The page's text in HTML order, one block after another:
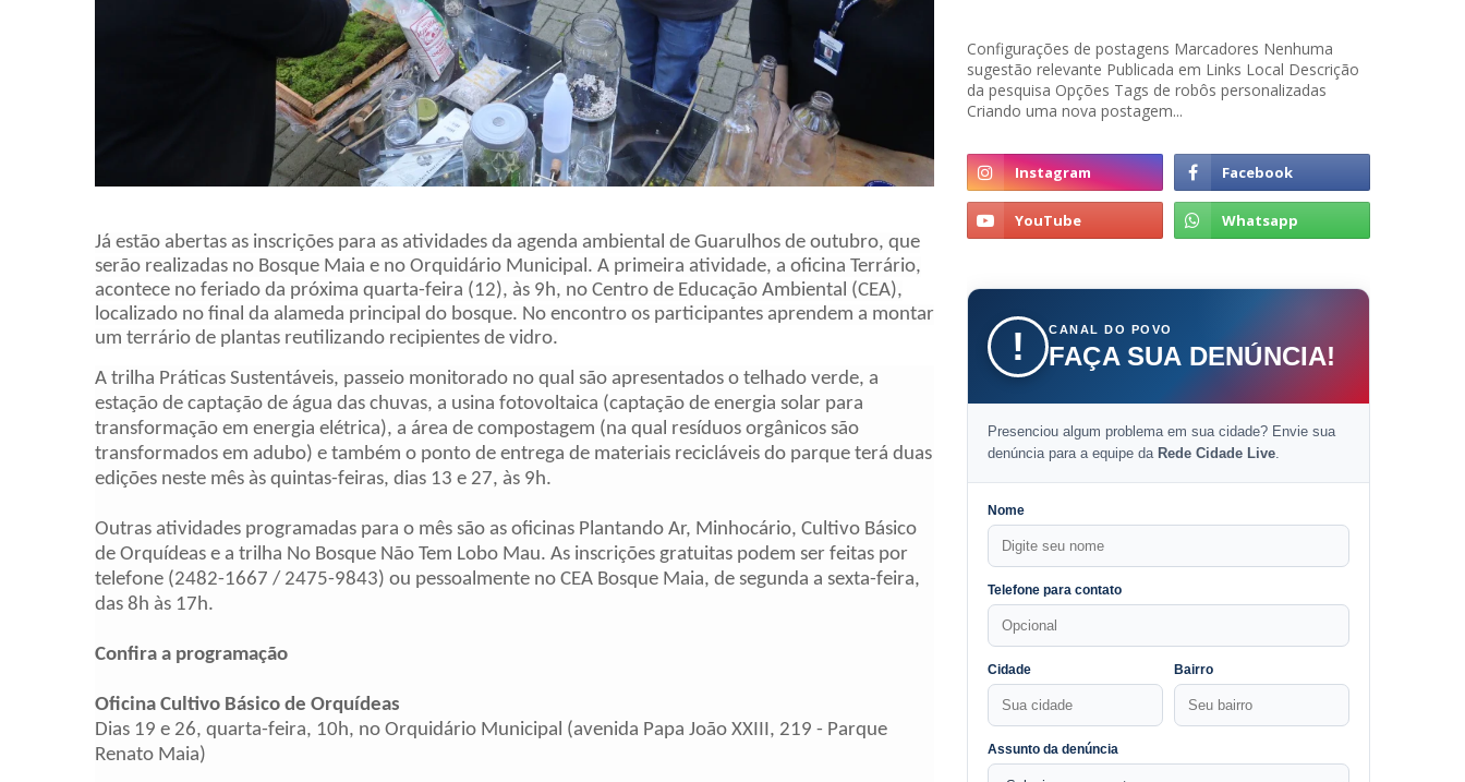
Já estão abertas as inscrições para as atividades da agenda ambiental de Guarulhos de outubro, que
serão realizadas no Bosque Maia e no Orquidário Municipal. A primeira atividade, a oficina Terrário,
acontece no feriado da próxima quarta-feira (12), às 9h, no Centro de Educação Ambiental (CEA),
localizado no final da alameda principal do bosque. No encontro os participantes aprendem a montar
um terrário de plantas reutilizando recipientes de vidro.
A trilha Práticas Sustentáveis, passeio monitorado no qual são apresentados o telhado verde, a
estação de captação de água das chuvas, a usina fotovoltaica (captação de energia solar para
transformação em energia elétrica), a área de compostagem (na qual resíduos orgânicos são
transformados em adubo) e também o ponto de entrega de materiais recicláveis do parque terá duas
edições neste mês às quintas-feiras, dias 13 e 27, às 9h.
Outras atividades programadas para o mês são as oficinas Plantando Ar, Minhocário, Cultivo Básico
de Orquídeas e a trilha No Bosque Não Tem Lobo Mau. As inscrições gratuitas podem ser feitas por
telefone (2482-1667 / 2475-9843) ou pessoalmente no CEA Bosque Maia, de segunda a sexta-feira,
das 8h às 17h.
Confira a programação
Oficina Cultivo Básico de Orquídeas
Dias 19 e 26, quarta-feira, 10h, no Orquidário Municipal (avenida Papa João XXIII, 219 - Parque
Renato Maia)
Configurações de postagens Marcadores Nenhuma
sugestão relevante Publicada em Links Local Descrição
da pesquisa Opções Tags de robôs personalizadas
Criando uma nova postagem...
! CANAL DO POVO
FAÇA SUA DENÚNCIA!
Presenciou algum problema em sua cidade? Envie sua
denúncia para a equipe da Rede Cidade Live.
Nome
Telefone para contato
Cidade Bairro
Assunto da denúncia